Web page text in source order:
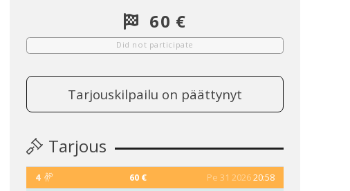
60 €
Did not participate
Tarjouskilpailu on päättynyt
Tarjous
4 60 € Pe 31 202620:58